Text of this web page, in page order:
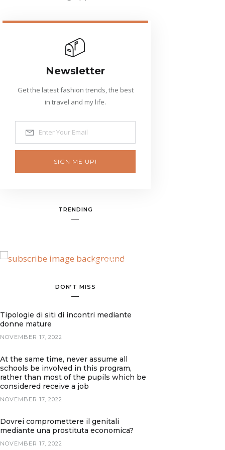
Newsletter
Get the latest fashion trends, the best
in travel and my life.
SIGN ME UP!
TRENDING
BANNER SPOT
DON’T MISS
Tipologie di siti di incontri mediante
donne mature
NOVEMBER 17, 2022
At the same time, never assume all
schools be involved in this program,
rather than most of the pupils which be
considered receive a job
NOVEMBER 17, 2022
Dovrei compromettere il genitali
mediante una prostituta economica?
NOVEMBER 17, 2022